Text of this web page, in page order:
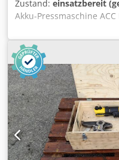
Dodpfov T Truex Accekr
bearbeitete Klinge
außergewöhnlich lange
optimale
Rohrdurchmessern
Zustand: einsatzbereit
Akku-Pressmaschine
Hersteller: Rems Typ:
520 mm Tiefe: 290 mm
Accskr Wichtige
Presskraft: 32 kN
mm (in Einzelfällen bis
Akku: Li-Ion 14,4 V / 3,0
Multifunktionselektronik:
automatische
Backenhalter
leichtes Design: ca. 4,3
funktionsfähig. Zubehör: